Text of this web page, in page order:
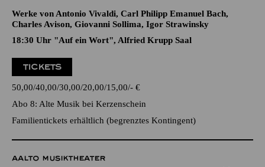
Werke von Antonio Vivaldi, Carl Philipp Emanuel Bach,
Charles Avison, Giovanni Sollima, Igor Strawinsky
18:30 Uhr "Auf ein Wort", Alfried Krupp Saal
TICKETS
50,00 40,00 30,00 20,00 15,00 - €
Abo 8: Alte Musik bei Kerzenschein
Familientickets erhältlich (begrenztes Kontingent)
AALTO MUSIKTHEATER